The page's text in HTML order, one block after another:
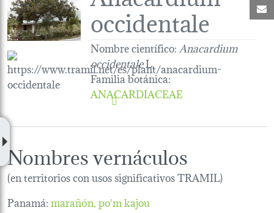
occidentale
Nombre científico: Anacardium
occidentaleL.
Familia botánica:
ANACARDIACEAE
Nombres vernáculos
(en territorios con usos significativos TRAMIL)
Panamá:marañón po'm kajou